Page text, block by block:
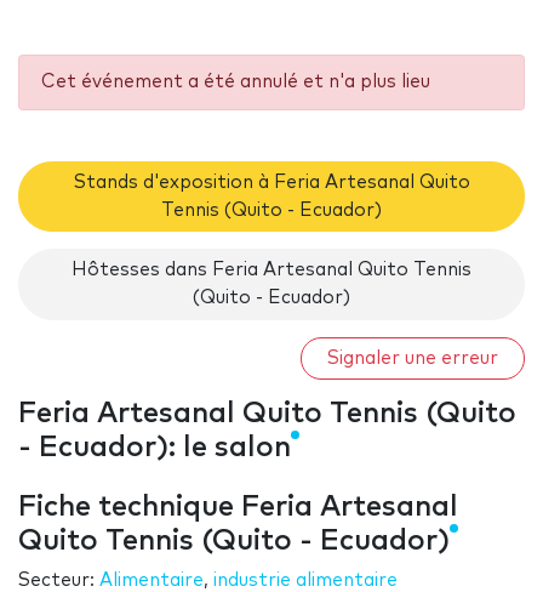
Cet événement a été annulé et n'a plus lieu
Stands d'exposition à Feria Artesanal Quito
Tennis (Quito - Ecuador)
Hôtesses dans Feria Artesanal Quito Tennis
(Quito - Ecuador)
Signaler une erreur
Feria Artesanal Quito Tennis (Quito
- Ecuador): le salon
Fiche technique Feria Artesanal
Quito Tennis (Quito - Ecuador)
Secteur: Alimentaire, industrie alimentaire